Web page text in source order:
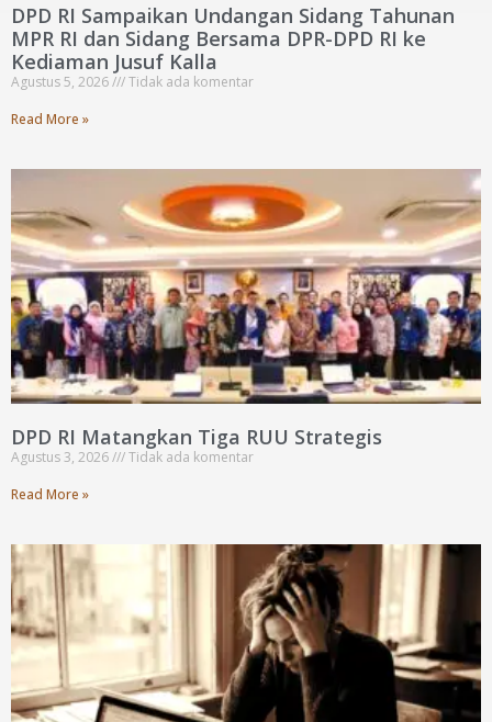
DPD RI Sampaikan Undangan Sidang Tahunan
MPR RI dan Sidang Bersama DPR-DPD RI ke
Kediaman Jusuf Kalla
Agustus 5, 2026
Tidak ada komentar
Read More »
DPD RI Matangkan Tiga RUU Strategis
Agustus 3, 2026
Tidak ada komentar
Read More »